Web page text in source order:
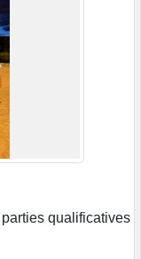
qualificatives